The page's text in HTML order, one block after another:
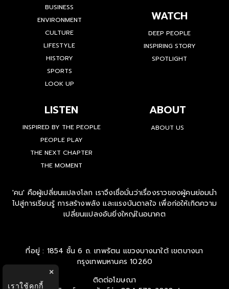
BUSINESS
ENVIRONMENT
CULTURE
LIFESTYLE
HISTORY
SPORTS
LOOK UP
WATCH
DEEP PEOPLE
INSPIRING STORY
SPOTLIGHT
LISTEN
INSPIRED BY THE PEOPLE
PEOPLE PLAY
THE NEXT CHAPTER
THE MOMENT
ABOUT
ABOUT US
'คน' คือผู้เปลี่ยนแปลงโลก เราจึงเชื่อมั่นว่าเรื่องราวของผู้คนย่อมนำ
ไปสู่การเรียนรู้ การสร้างพลัง และแรงบันดาลใจ เพื่อก่อให้เกิดความ
เปลี่ยนแปลงอันยิ่งใหญ่ในอนาคต
ที่อยู่ : 1854 ชั้น 6 ถ. เทพรัตน แขวงบางนาใต้ เขตบางนา
กรุงเทพมหานคร 10260
ติดต่อโฆษณา
×
เราใช้คุกกี้